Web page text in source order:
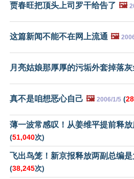
贾春旺把顶头上司罗干给告了 🖼️
这篇新闻不能不在网上流通 🖼️
月亮姑娘那厚厚的污垢外套掉落灰
真不是咱想恶心自己 🖼️ 2006/1/5 (
薄一波常感叹！从姜维平提前释
(51,040次)
飞出鸟笼！新京报释放两副总编
(38,245次)